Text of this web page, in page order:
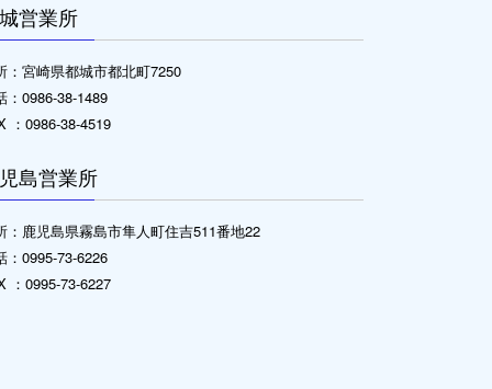
営業所
：宮崎県都城市都北町7250
：0986-38-1489
：0986-38-4519
島営業所
：鹿児島県霧島市隼人町住吉511番地22
：0995-73-6226
：0995-73-6227